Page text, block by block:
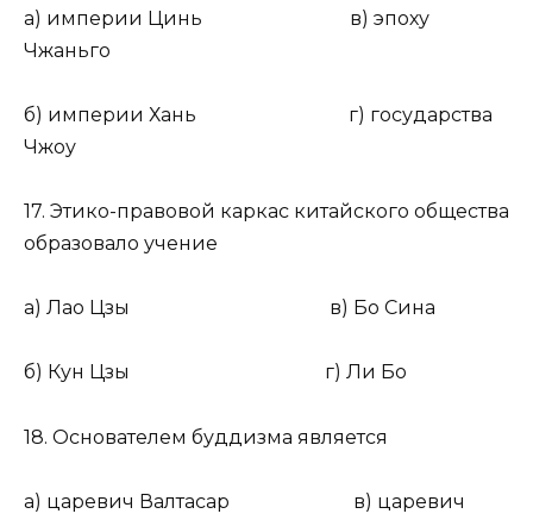
а) империи Цинь в) эпоху
Чжаньго
б) империи Хань г) государства
Чжоу
17. Этико-правовой каркас китайского общества
образовало учение
а) Лао Цзы в) Бо Сина
б) Кун Цзы г) Ли Бо
18. Основателем буддизма является
а) царевич Валтасар в) царевич